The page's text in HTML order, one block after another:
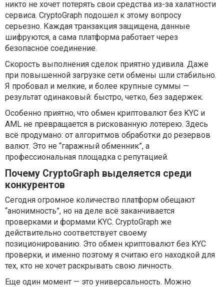
никто не хочет потерять свои средства из-за халатности
сервиса. CryptoGraph подошел к этому вопросу
серьезно. Каждая транзакция защищена, данные
шифруются, а сама платформа работает через
безопасное соединение.
Скорость выполнения сделок приятно удивила. Даже
при повышенной загрузке сети обмены шли стабильно.
Я пробовал и мелкие, и более крупные суммы —
результат одинаковый: быстро, четко, без задержек.
Особенно приятно, что обмен криптовалют без KYC и
AML не превращается в рискованную лотерею. Здесь
всё продумано: от алгоритмов обработки до резервов
валют. Это не “гаражный обменник”, а
профессиональная площадка с репутацией.
Почему CryptoGraph выделяется среди
конкурентов
Сегодня огромное количество платформ обещают
“анонимность”, но на деле всё заканчивается
проверками и формами KYC. CryptoGraph же
действительно соответствует своему
позиционированию. Это обмен криптовалют без KYC
проверки, и именно поэтому я считаю его находкой для
тех, кто не хочет раскрывать свою личность.
Еще один момент — это универсальность. Можно